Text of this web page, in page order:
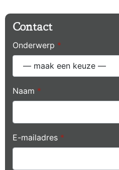
Contact
Onderwerp *
Naam *
E-mailadres *